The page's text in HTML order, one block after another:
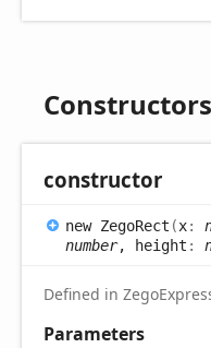
Constructors
constructor
new ZegoRect (x:
number, height :
Defined in
Parameters